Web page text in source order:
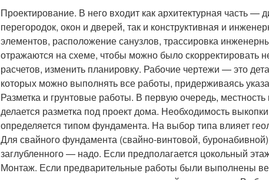
Проектирование. В него входит как архитектурная часть
перегородок, окон и дверей, так и конструктивная и
элементов, расположение санузлов, трассировка
отражаются на схеме, чтобы можно было скорректировать
расчетов, изменить планировку. Рабочие чертежи — это
которых можно выполнять все работы, придерживаясь
Разметка и грунтовые работы. В первую очередь,
делается разметка под проект дома. Необходимость
определяется типом фундамента. На выбор типа влияет
Для свайного фундамента (свайно-винтовой,
заглубленного — надо. Если предполагается цокольный
Монтаж. Если предварительные работы были выполнены